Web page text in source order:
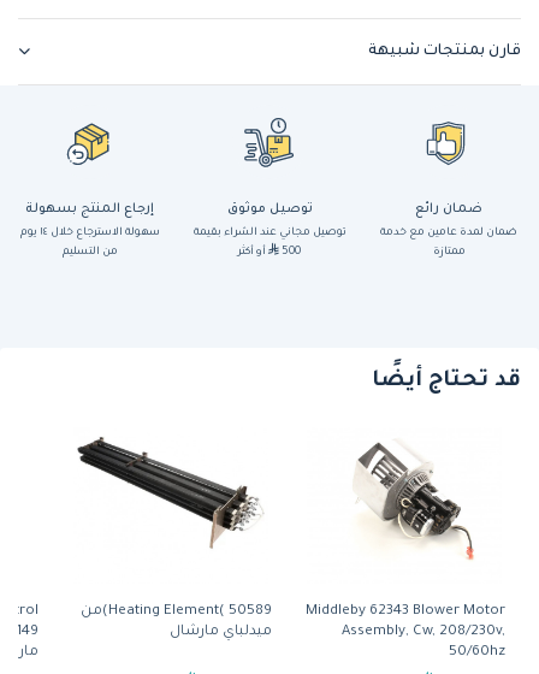
قارن بمنتجات شبيهة
ضمان رائع
ضمان لمدة عامين مع خدمة
ممتازة
توصيل موثوق
توصيل مجاني عند الشراء بقيمة
500
أو أكثر
إرجاع المنتج بسهولة
سهولة الاسترجاع خلال ١٤ يوم
من التسليم
قد تحتاج أيضًا
Middleby 62343 Blower Motor
Assembly, Cw, 208/230v,
50/60hz
Heating Element( 50589)من
ميدلباي مارشال